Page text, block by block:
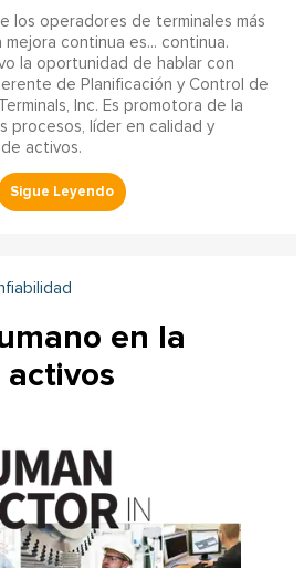
los operadores de terminales más
continua es... continua.
la oportunidad de hablar con
de Planificación y Control de
Inc. Es promotora de la
procesos, líder en calidad y
activos.
en la